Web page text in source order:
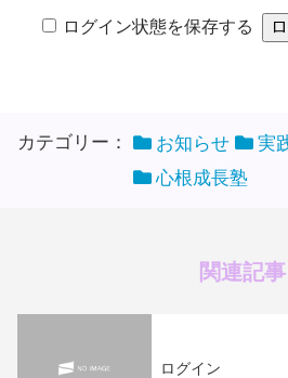
ログイン状態を保存する
カテゴリー： お知らせ
実
心根成長塾
関連記事
ログイン